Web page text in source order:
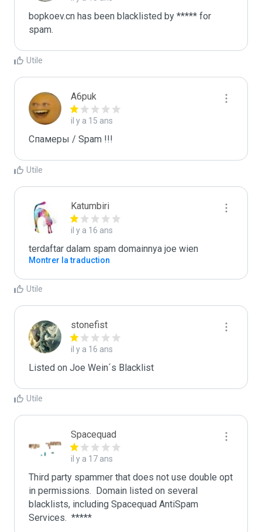
bopkoev.cn has been blacklisted by ***** for
spam.
Utile
A6puk
il y a 15 ans
Спамеры / Spam !!!
Utile
Katumbiri
il y a 16 ans
terdaftar dalam spam domainnya joe wien
Montrer la traduction
Utile
stonefist
il y a 16 ans
Listed on Joe Wein´s Blacklist
Utile
Spacequad
il y a 17 ans
Third party spammer that does not use double opt
in permissions.  Domain listed on several
blacklists, including Spacequad AntiSpam